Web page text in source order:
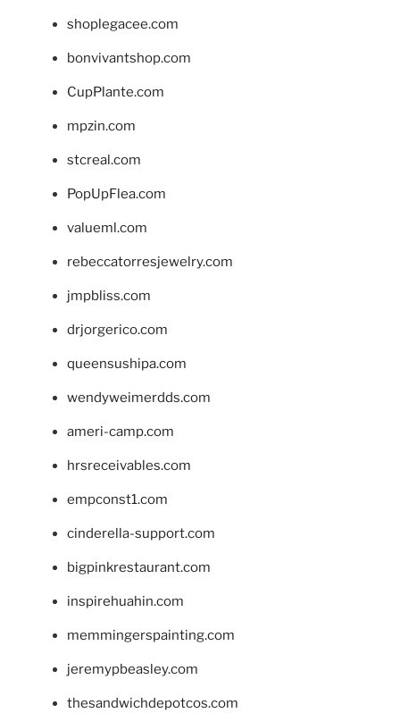
shoplegacee.com
bonvivantshop.com
CupPlante.com
mpzin.com
stcreal.com
PopUpFlea.com
valueml.com
rebeccatorresjewelry.com
jmpbliss.com
drjorgerico.com
queensushipa.com
wendyweimerdds.com
ameri-camp.com
hrsreceivables.com
empconst1.com
cinderella-support.com
bigpinkrestaurant.com
inspirehuahin.com
memmingerspainting.com
jeremypbeasley.com
thesandwichdepotcos.com